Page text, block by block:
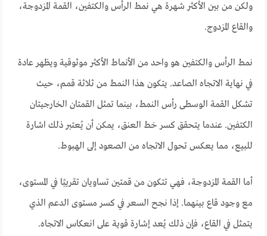
ولكن من بين الأكثر شهرة هي نمط الرأس والكتفين، القمة المزدوجة،
والقاع المزدوج.
نمط الرأس والكتفين هو واحد من الأنماط الأكثر موثوقية ويظهر عادة
في نهاية الاتجاه الصاعد. يتكون هذا النمط من ثلاثة قمم، حيث
تشكل القمة الوسطى رأس النمط، بينما تمثل القمتان الخارجيتان
الكتفين. عندما يتحقق كسر خط العنق، يمكن أن يُعتبر ذلك اشارة
للبيع، مما يعكس تحول الاتجاه من الصعود إلى الهبوط.
أما القمة المزدوجة، فهي تتكون من قمتين تساويان تقريبًا في المستوى،
مع وجود قاع بينهما. إذا نجح السعر في كسر مستوى الدعم الذي
يتمثل في القاع، فإن ذلك يُعد إشارة قوية على انعكاس الاتجاه.